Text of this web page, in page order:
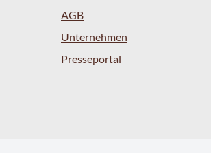
AGB
Unternehmen
Presseportal